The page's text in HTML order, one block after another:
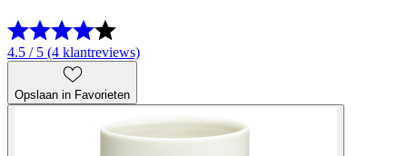
4.5 / 5 (4 klantreviews)
Opslaan in Favorieten